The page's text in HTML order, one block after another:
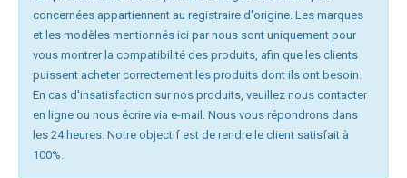
concernées appartiennent au registraire d'origine. Les marques
et les modèles mentionnés ici par nous sont uniquement pour
vous montrer la compatibilité des produits, afin que les clients
puissent acheter correctement les produits dont ils ont besoin.
En cas d'insatisfaction sur nos produits, veuillez nous contacter
en ligne ou nous écrire via e-mail. Nous vous répondrons dans
les 24 heures. Notre objectif est de rendre le client satisfait à
100%.